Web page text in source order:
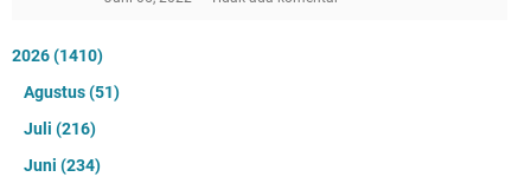
2026(1410)
Agustus(51)
Juli (216)
Juni (234)